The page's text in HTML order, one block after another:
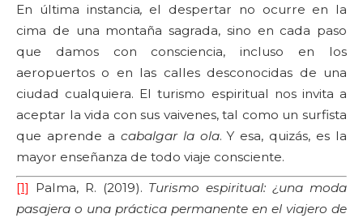
En última instancia, el despertar no ocurre en la
cima de una montaña sagrada, sino en cada paso
que damos con consciencia, incluso en los
aeropuertos o en las calles desconocidas de una
ciudad cualquiera. El turismo espiritual nos invita a
aceptar la vida con sus vaivenes, tal como un surfista
que aprende a cabalgar la ola. Y esa, quizás, es la
mayor enseñanza de todo viaje consciente.
[1] Palma, R. (2019). Turismo espiritual: ¿una moda
pasajera o una práctica permanente en el viajero de